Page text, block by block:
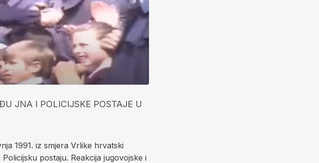
JNA I POLICIJSKE POSTAJE U
1991. iz smjera Vrlike hrvatski
postaju. Reakcija jugovojske i